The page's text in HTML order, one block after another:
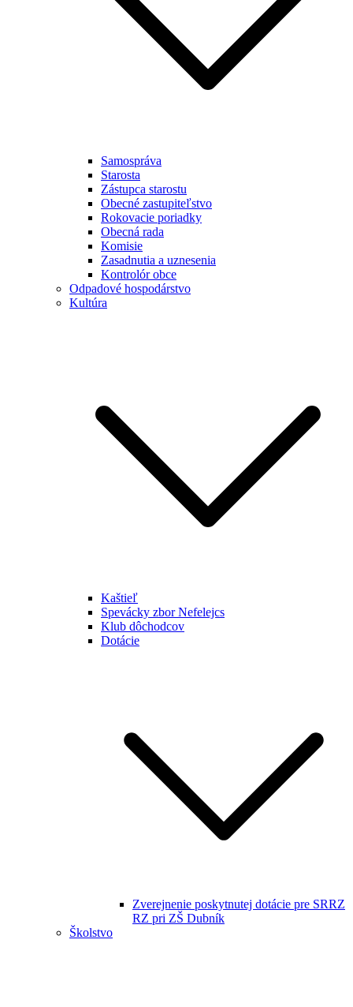
Samospráva
Starosta
Zástupca starostu
Obecné zastupiteľstvo
Rokovacie poriadky
Obecná rada
Komisie
Zasadnutia a uznesenia
Kontrolór obce
Odpadové hospodárstvo
Kultúra
Kaštieľ
Spevácky zbor Nefelejcs
Klub dôchodcov
Dotácie
Zverejnenie poskytnutej dotácie pre SRRZ
RZ pri ZŠ Dubník
Školstvo